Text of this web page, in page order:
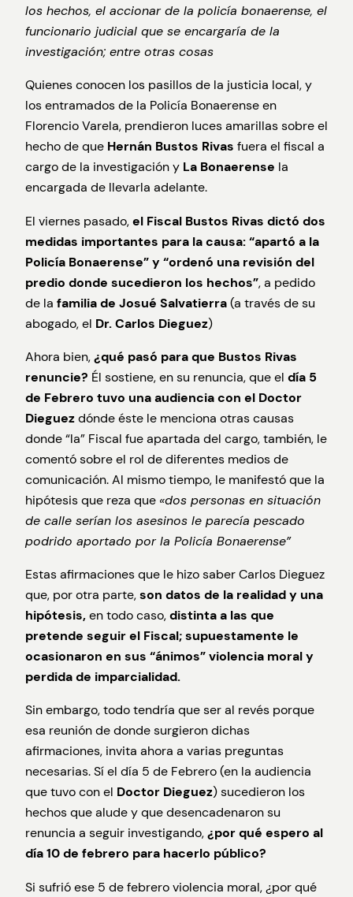
los hechos, el accionar de la policía bonaerense, el
funcionario judicial que se encargaría de la
investigación; entre otras cosas
Quienes conocen los pasillos de la justicia local, y
los entramados de la Policía Bonaerense en
Florencio Varela, prendieron luces amarillas sobre el
hecho de que Hernán Bustos Rivas fuera el fiscal a
cargo de la investigación y La Bonaerense la
encargada de llevarla adelante.
El viernes pasado,el Fiscal Bustos Rivas dictó dos
medidas importantes para la causa: “apartó a la
Policía Bonaerense” y “ordenó una revisión del
predio donde sucedieron los hechos”, a pedido
de la familia de Josué Salvatierra(a través de su
abogado, el Dr. Carlos Dieguez)
Ahora bien,¿qué pasó para que Bustos Rivas
renuncie? Él sostiene, en su renuncia, que el día 5
de Febrero tuvo una audiencia con el Doctor
Dieguezdónde éste le menciona otras causas
donde “la” Fiscal fue apartada del cargo, también, le
comentó sobre el rol de diferentes medios de
comunicación. Al mismo tiempo, le manifestó que la
hipótesis que reza que «dos personas en situación
de calle serían los asesinos le parecía pescado
podrido aportado por la Policía Bonaerense”
Estas afirmaciones que le hizo saber Carlos Dieguez
que, por otra parte,son datos de la realidad y una
hipótesis,en todo caso,distinta a las que
pretende seguir el Fiscal; supuestamente le
ocasionaron en sus “ánimos” violencia moral y
perdida de imparcialidad.
Sin embargo, todo tendría que ser al revés porque
esa reunión de donde surgieron dichas
afirmaciones, invita ahora a varias preguntas
necesarias. Sí el día 5 de Febrero (en la audiencia
que tuvo con el Doctor Dieguez) sucedieron los
hechos que alude y que desencadenaron su
renuncia a seguir investigando,¿por qué espero al
día 10 de febrero para hacerlo público?
Si sufrió ese 5 de febrero violencia moral, ¿por qué